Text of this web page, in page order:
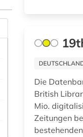
Die
British
Mio.
Zeitungen